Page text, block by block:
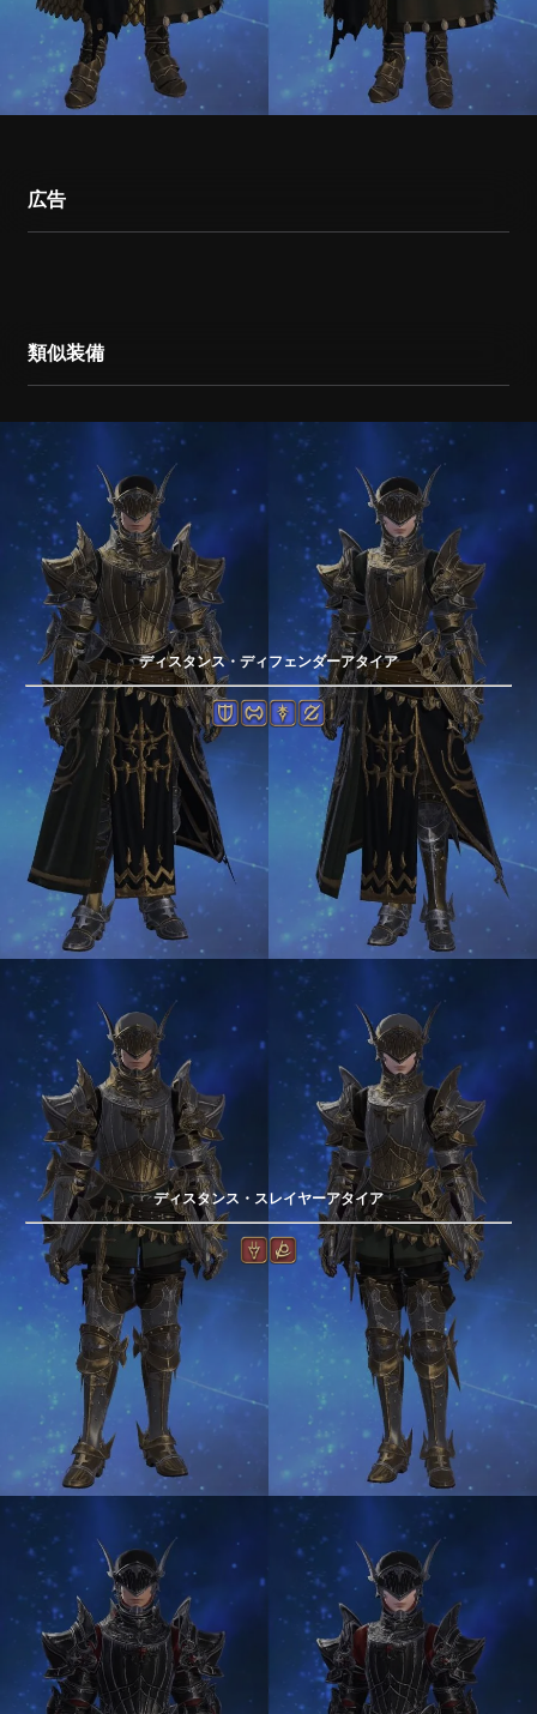
広告
類似装備
ディスタンス・ディフェンダーアタイア
ディスタンス・スレイヤーアタイア